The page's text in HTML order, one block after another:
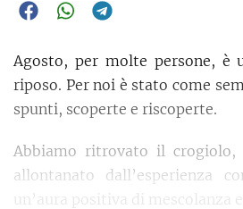
Agosto, per molte persone, è
riposo. Per noi è stato come
spunti, scoperte e riscoperte.
Abbiamo ritrovato il
allontanato dall’esperienza
un’aura positiva di mescolanza